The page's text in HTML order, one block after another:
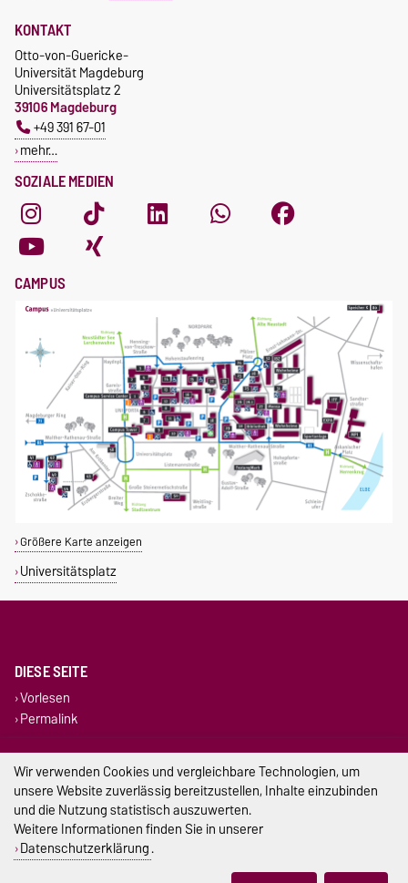
SOZIALE MEDIEN
KONTAKT
Otto-von-Guericke-
Universität Magdeburg
Universitätsplatz 2
39106 Magdeburg
+49 391 67-01
mehr…
CAMPUS
Größere Karte anzeigen
Universitätsplatz
DIESE SEITE
Vorlesen
Permalink
Impressum
Datenschutz
Barrierefreiheit
Cookie-Einstellungen
Wir verwenden Cookies und vergleichbare Technologien, um
unsere Website zuverlässig bereitzustellen, Inhalte einzubinden
und die Nutzung statistisch auszuwerten.
Weitere Informationen finden Sie in unserer
Datenschutzerklärung.